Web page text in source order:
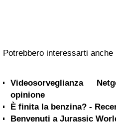
Potrebbero interessarti anche
Videosorveglianza
opinione
È finita la benzina? -
Benvenuti a Jurassic